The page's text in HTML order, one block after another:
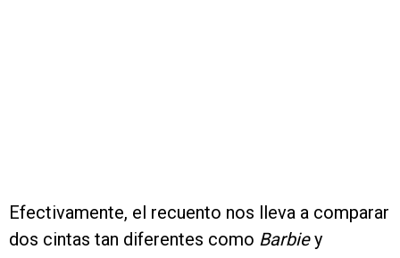
Efectivamente, el recuento nos lleva a comparar
dos cintas tan diferentes como Barbiey